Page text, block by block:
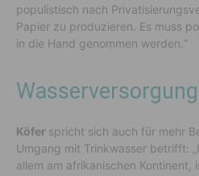
populistisch nach
Papier zu produzieren. Es muss
in die Hand genommen werden.“
Köfer spricht sich auch für mehr
Umgang mit Trinkwasser betrifft:
allem am afrikanischen Kontinent,